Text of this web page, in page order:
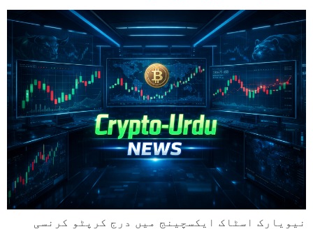
نیویارک اسٹاک ایکسچینج میں درج کرپٹو کرنسی